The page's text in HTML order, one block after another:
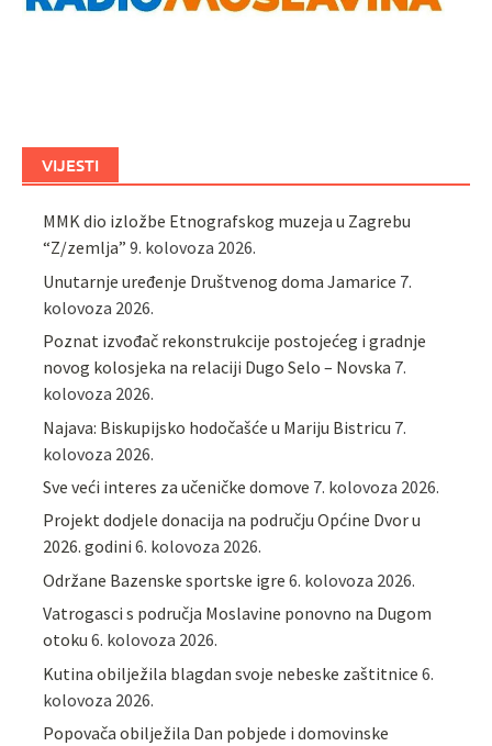
VIJESTI
MMK dio izložbe Etnografskog muzeja u Zagrebu
“Z/zemlja” 9. kolovoza 2026.
Unutarnje uređenje Društvenog doma Jamarice 7.
kolovoza 2026.
Poznat izvođač rekonstrukcije postojećeg i gradnje
novog kolosjeka na relaciji Dugo Selo – Novska 7.
kolovoza 2026.
Najava: Biskupijsko hodočašće u Mariju Bistricu 7.
kolovoza 2026.
Sve veći interes za učeničke domove 7. kolovoza 2026.
Projekt dodjele donacija na području Općine Dvor u
2026. godini 6. kolovoza 2026.
Održane Bazenske sportske igre 6. kolovoza 2026.
Vatrogasci s područja Moslavine ponovno na Dugom
otoku 6. kolovoza 2026.
Kutina obilježila blagdan svoje nebeske zaštitnice 6.
kolovoza 2026.
Popovača obilježila Dan pobjede i domovinske